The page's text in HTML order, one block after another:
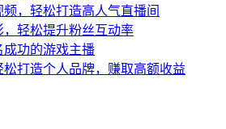
，轻松打造高人气直播间
轻松提升粉丝互动率
功的游戏主播
打造个人品牌，赚取高额收益